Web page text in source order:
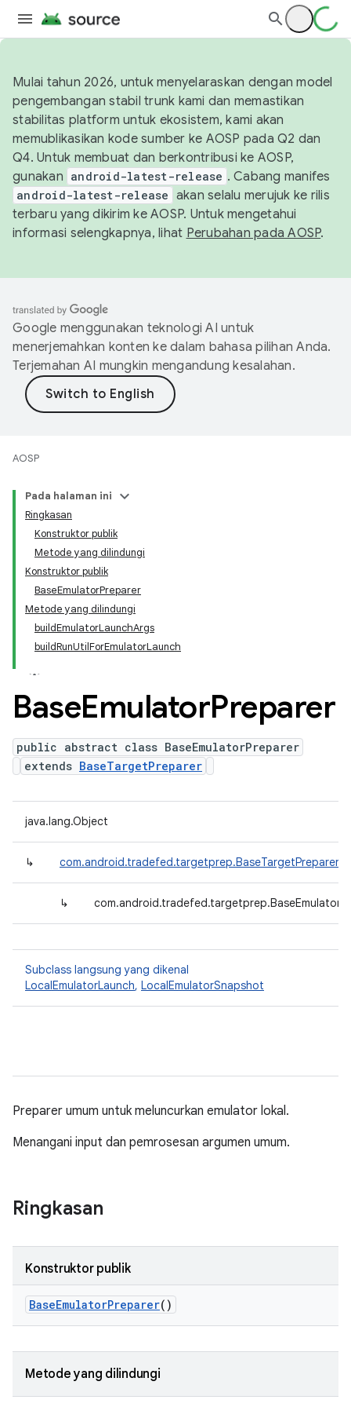
Mulai tahun 2026, untuk menyelaraskan dengan model
pengembangan stabil trunk kami dan memastikan
stabilitas platform untuk ekosistem, kami akan
memublikasikan kode sumber ke AOSP pada Q2 dan
Q4. Untuk membuat dan berkontribusi ke AOSP,
gunakan android-latest-release . Cabang manifes
android-latest-release akan selalu merujuk ke rilis
terbaru yang dikirim ke AOSP. Untuk mengetahui
informasi selengkapnya, lihat Perubahan pada AOSP.
Google menggunakan teknologi AI untuk
menerjemahkan konten ke dalam bahasa pilihan Anda.
Terjemahan AI mungkin mengandung kesalahan.
AOSP
Pada halaman ini
Ringkasan
Konstruktor publik
Metode yang dilindungi
Konstruktor publik
BaseEmulatorPreparer
Metode yang dilindungi
buildEmulatorLaunchArgs
buildRunUtilForEmulatorLaunch
BaseEmulatorPreparer
public abstract class BaseEmulatorPreparer
extends BaseTargetPreparer
java.lang.Object
↳ com.android.tradefed.targetprep.BaseTargetPreparer
↳
Subclass langsung yang dikenal
LocalEmulatorLaunch, LocalEmulatorSnapshot
Preparer umum untuk meluncurkan emulator lokal.
Menangani input dan pemrosesan argumen umum.
Ringkasan
Konstruktor publik
BaseEmulatorPreparer()
Metode yang dilindungi